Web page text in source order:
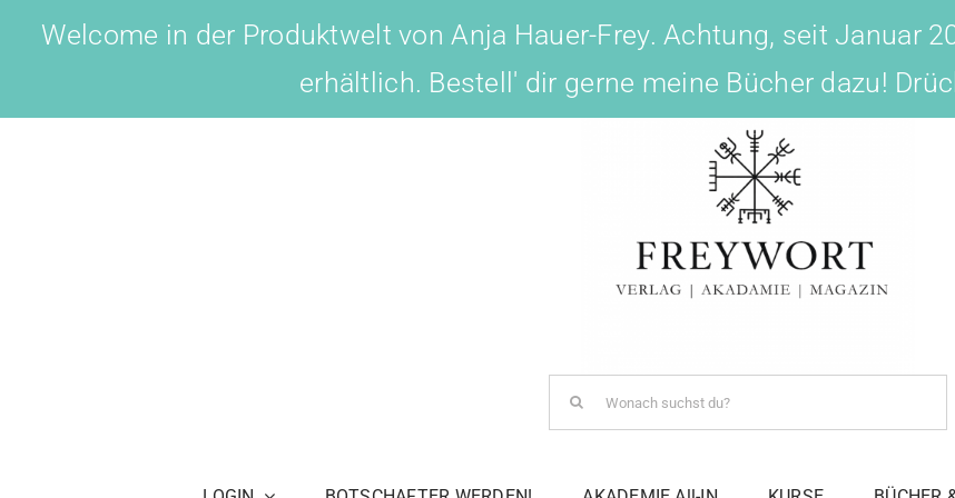
Welcome in der Produktwelt von Anja Hauer-Frey. Achtung, seit Januar
erhältlich. Bestell' dir gerne meine Bücher dazu!
Search
for: